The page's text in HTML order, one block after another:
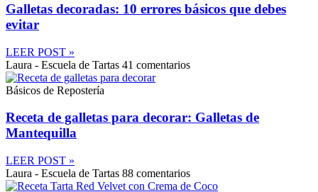
Galletas decoradas: 10 errores básicos que debes
evitar
LEER POST »
Laura - Escuela de Tartas 41 comentarios
Básicos de Repostería
Receta de galletas para decorar: Galletas de
Mantequilla
LEER POST »
Laura - Escuela de Tartas 88 comentarios